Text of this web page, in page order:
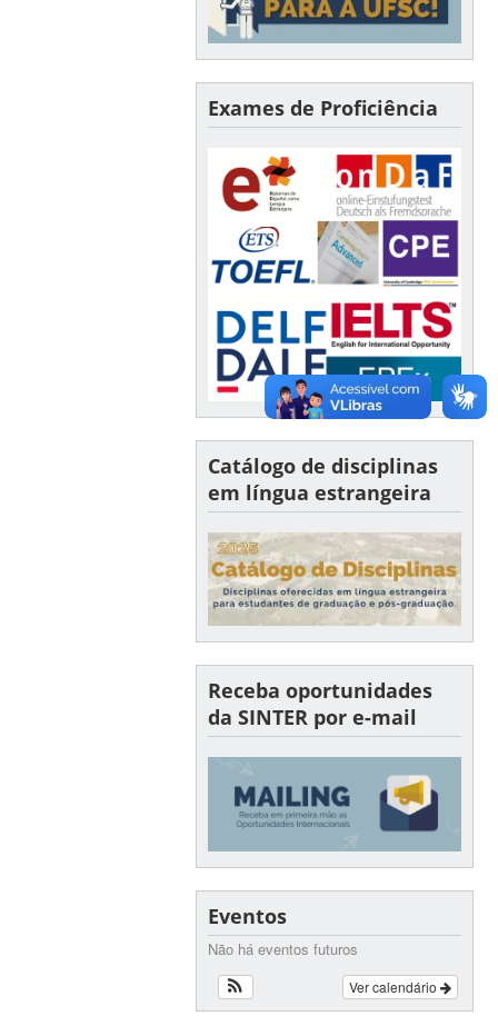
Exames de Proficiência
Catálogo de disciplinas
em língua estrangeira
Receba oportunidades
da SINTER por e-mail
Eventos
Não há eventos futuros
Ver calendário